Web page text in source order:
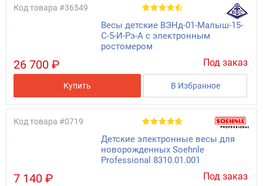
Код товара #36549
Весы детские ВЭНд-01-Малыш-15-
С-5-И-Рэ-А с электронным
ростомером
26 700 ₽ Под заказ
Купить В Избранное
Код товара #0719
Детские электронные весы для
новорожденных Soehnle
Professional 8310.01.001
7 140 ₽ Под заказ